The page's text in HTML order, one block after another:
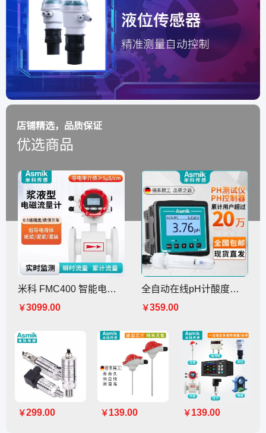
店铺精选，品质保证
优选商品
米科 FMC400 智能电磁流量计 高精度 泥浆矿浆纸浆 废水 低电导率
￥3099.00
全自动在线pH计酸度计工业污水废水酸碱度测试仪ph控制器4-20mA
￥359.00
￥299.00 ￥139.00 ￥139.00